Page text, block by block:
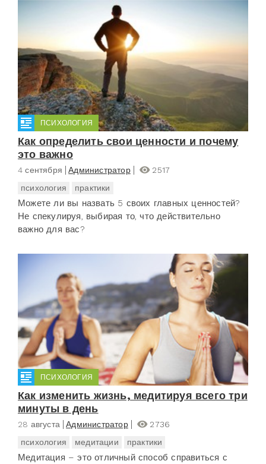
ПСИХОЛОГИЯ
Как определить свои ценности и почему
это важно
4 сентября Администратор
2517
психология
практики
Можете ли вы назвать 5 своих главных ценностей?
Не спекулируя, выбирая то, что действительно
важно для вас?
ПСИХОЛОГИЯ
Как изменить жизнь, медитируя всего три
минуты в день
28 августа Администратор
2736
психология
медитации практики
Медитация – это отличный способ справиться с